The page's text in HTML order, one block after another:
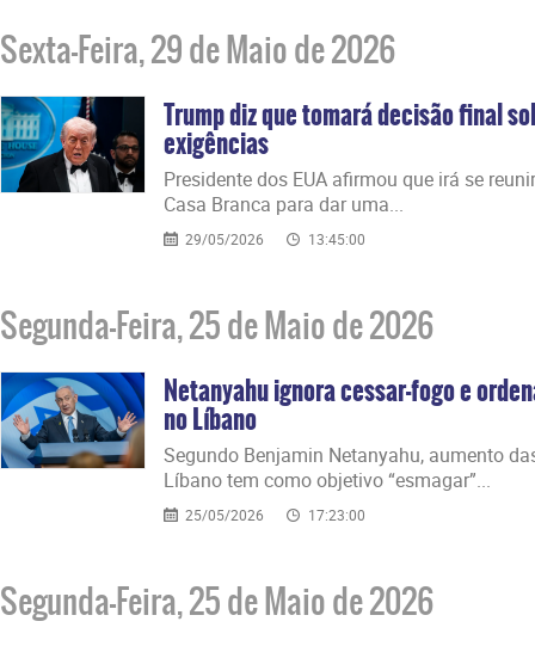
Sexta-Feira, 29 de Maio de 2026
Trump diz que tomará decisão final
exigências
Presidente dos EUA afirmou que irá se
Casa Branca para dar uma...
29/05/2026 13:45:00
Segunda-Feira, 25 de Maio de 2026
Netanyahu ignora cessar-fogo e
no Líbano
Segundo Benjamin Netanyahu, aumento
Líbano tem como objetivo “esmagar”...
25/05/2026 17:23:00
Segunda-Feira, 25 de Maio de 2026